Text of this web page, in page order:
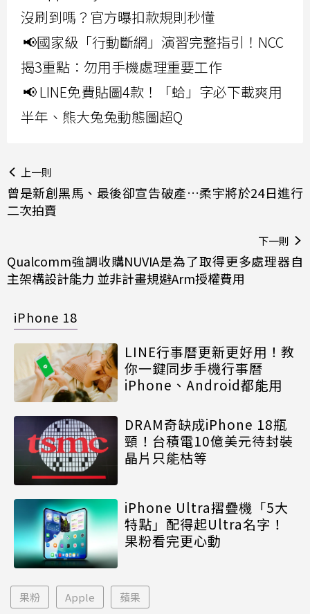
沒刷到嗎？官方曝扣款規則秒懂
📢國家級「行動斷網」演習完整指引！NCC
揭3重點：勿用手機處理重要工作
📢 LINE免費貼圖4款！「蛤」字必下載爽用
半年、熊大兔兔動態圖超Q
上一則
曾是新創黑馬、最後卻宣告破產…柔宇將於24日進行
二次拍賣
下一則
Qualcomm強調收購NUVIA是為了取得更多處理器自
主架構設計能力 並非計畫規避Arm授權費用
iPhone 18
LINE行事曆更新更好用！教
你一鍵同步手機行事曆
iPhone、Android都能用
DRAM奇缺成iPhone 18瓶
頸！台積電10億美元待封裝
晶片只能枯等
iPhone Ultra摺疊機「5大
特點」配得起Ultra名字！
果粉看完更心動
果粉 Apple 蘋果